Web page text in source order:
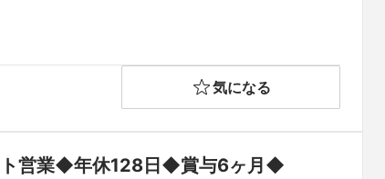
気になる
ト営業◆年休128日◆賞与6ヶ月◆